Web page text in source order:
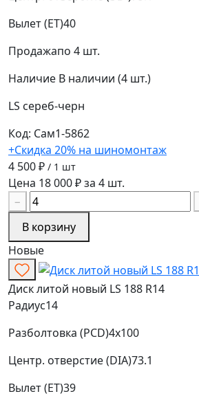
Вылет (ET)40
Продажапо 4 шт.
Наличие В наличии (4 шт.)
LS сереб-черн
Код: Сам1-5862
+Скидка 20% на шиномонтаж
4 500 ₽ / 1 шт
Цена 18 000 ₽ за 4 шт.
−
В корзину
Новые
Диск литой новый LS 188 R14
Радиус14
Разболтовка (PCD)4x100
Центр. отверстие (DIA)73.1
Вылет (ET)39